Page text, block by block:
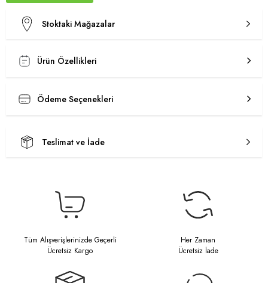
Stoktaki Mağazalar
Ürün Özellikleri
Ödeme Seçenekleri
Teslimat ve İade
Tüm Alışverişlerinizde Geçerli
Ücretsiz Kargo
Her Zaman
Ücretsiz İade